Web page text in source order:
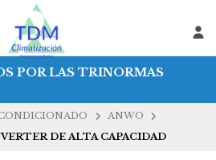
POR LAS TRINORMAS
ANWO
DE ALTA CAPACIDAD